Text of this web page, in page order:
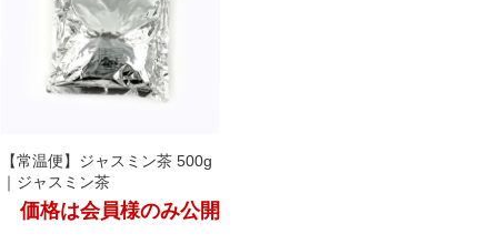
【常温便】ジャスミン茶 500g
｜ジャスミン茶
価格は会員様のみ公開